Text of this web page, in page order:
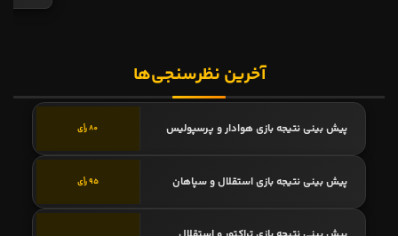
آخرین نظرسنجی‌ها
پیش بینی نتیجه بازی هوادار و پرسپولیس 80 رأی
پیش بینی نتیجه بازی استقلال و سپاهان 95 رأی